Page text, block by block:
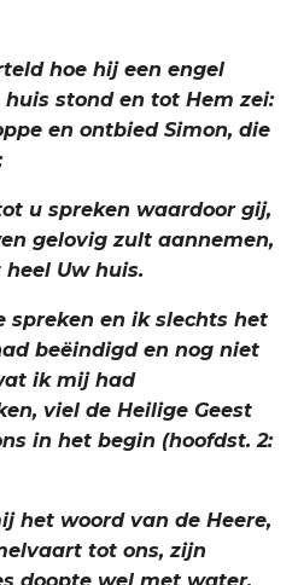
hoe hij een engel
stond en tot Hem zei:
en ontbied Simon, die
u spreken waardoor gij,
gelovig zult aannemen,
Uw huis.
spreken en ik slechts het
beëindigd en nog niet
ik mij had
viel de Heilige Geest
in het begin (hoofdst. 2:
het woord van de Heere,
tot ons, zijn